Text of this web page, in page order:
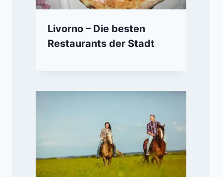
Livorno – Die besten
Restaurants der Stadt